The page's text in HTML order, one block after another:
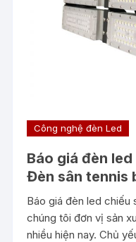
Công nghệ đèn Led
Báo giá đèn
Đèn sân tennis
Báo giá đèn led chiếu
chúng tôi đơn vị sản
nhiều hiện nay. Chủ